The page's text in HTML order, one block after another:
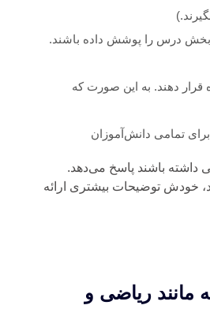
بخش درس را پوشش داده باشند.
قرار دهند. به این صورت که
تمامی دانش‌آموزان
داشته باشند پاسخ می‌دهد.
خودش توضیحات بیشتری ارائه
ریاضی و